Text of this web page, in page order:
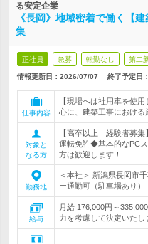
る安定企業
《長岡》地域密着で働く【
集
正社員 急募 転勤なし 第二
情報更新日：2026/07/07 終了予定日：
仕事内容
【現場へは社用車を使
心に、建築工事における
対象と
なる方
【高卒以上｜経験者募
運転免許◆基本的なPC
方は歓迎します！
勤務地
＜本社＞ 新潟県長岡市
ー通勤可（駐車場あり）
給与
月給 176,000円～
力を考慮して決定いた